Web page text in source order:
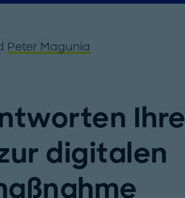
Peter Magunia
Ihre
digitalen